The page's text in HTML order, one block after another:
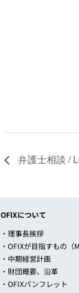
弁護士相談 /
OFIXについて
・理事長挨拶
・OFIXが目指すもの（
・中期経営計画
・財団概要、沿革
・OFIXパンフレット